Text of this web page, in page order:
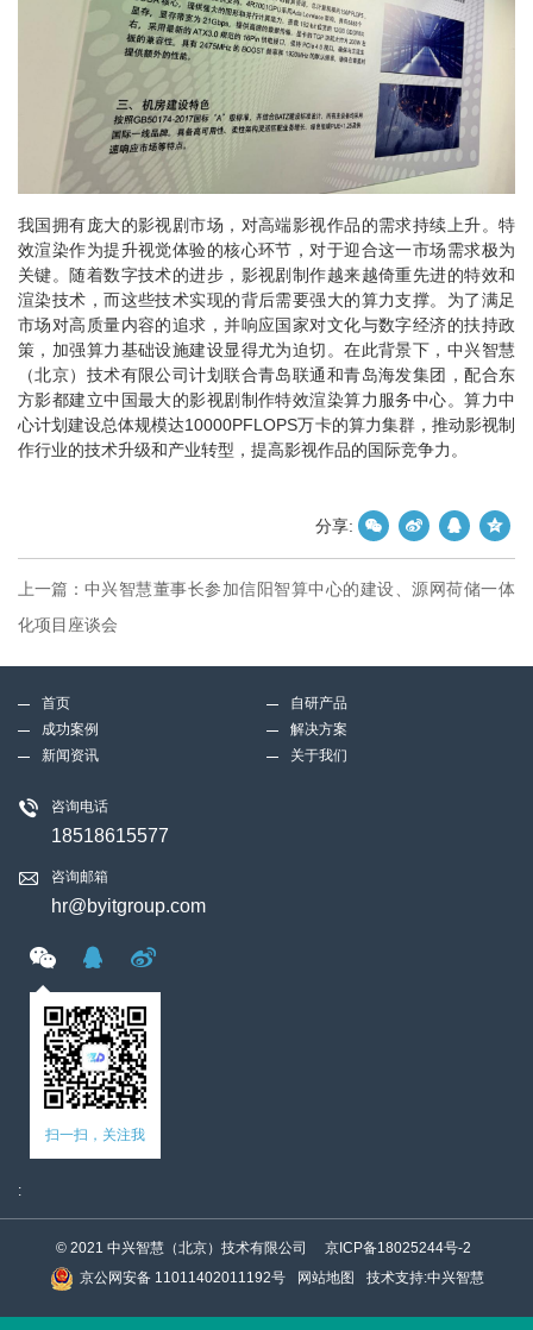
我国拥有庞大的影视剧市场，对高端影视作品的需求持续上升。特
效渲染作为提升视觉体验的核心环节，对于迎合这一市场需求极为
关键。随着数字技术的进步，影视剧制作越来越倚重先进的特效和
渲染技术，而这些技术实现的背后需要强大的算力支撑。为了满足
市场对高质量内容的追求，并响应国家对文化与数字经济的扶持政
策，加强算力基础设施建设显得尤为迫切。在此背景下，中兴智慧
（北京）技术有限公司计划联合青岛联通和青岛海发集团，配合东
方影都建立中国最大的影视剧制作特效渲染算力服务中心。算力中
心计划建设总体规模达10000PFLOPS万卡的算力集群，推动影视制
作行业的技术升级和产业转型，提高影视作品的国际竞争力。
分享:
上一篇： 中兴智慧董事长参加信阳智算中心的建设、源网荷储一体
化项目座谈会
首页
自研产品
成功案例
解决方案
新闻资讯
关于我们
咨询电话
18518615577
咨询邮箱
hr@byitgroup.com
扫一扫，关注我
:
© 2021 中兴智慧（北京）技术有限公司
京ICP备18025244号-2
京公网安备 11011402011192号
网站地图 技术支持:中兴智慧